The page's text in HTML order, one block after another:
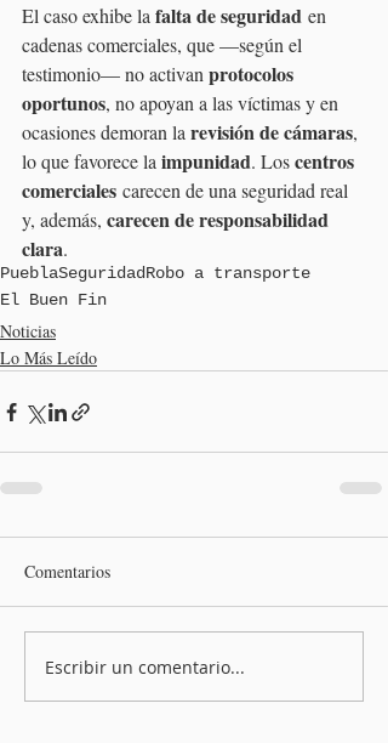
El caso exhibe la falta de seguridad en
cadenas comerciales, que —según el
testimonio— no activan protocolos
oportunos, no apoyan a las víctimas y en
ocasiones demoran la revisión de cámaras,
lo que favorece la impunidad. Los centros
comerciales carecen de una seguridad real
y, además, carecen de responsabilidad
clara.
PueblaSeguridadRobo a transporte
El Buen Fin
Noticias
Lo Más Leído
Comentarios
Escribir un comentario...